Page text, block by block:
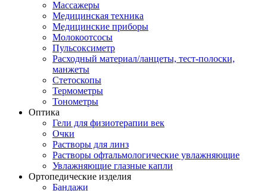
Массажеры
Медицинская техника
Медицинские приборы
Молокоотсосы
Пульсоксиметр
Расходный материал/ланцеты, тест-полоски,
манжеты
Стетоскопы
Термометры
Тонометры
Оптика
Гели для физиотерапии век
Очки
Растворы для линз
Растворы офтальмологические увлажняющие
Увлажняющие глазные капли
Ортопедические изделия
Бандажи